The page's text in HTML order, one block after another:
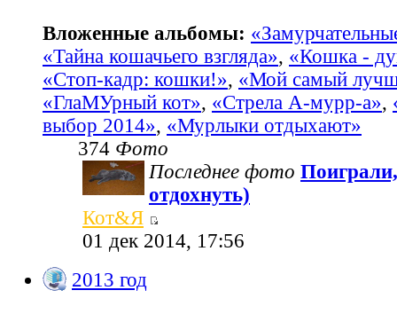
Вложенные альбомы:
«Тайна кошачьего взгляда», «Кошка -
«Стоп-кадр: кошки!», «Мой самый
«ГлаМУрный кот», «Стрела А-мурр-а»,
выбор 2014», «Мурлыки отдыхают»
374 Фото
Последнее фото
отдохнуть)
Кот&Я
01 дек 2014, 17:56
2013 год